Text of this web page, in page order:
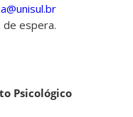
de espera.
Psicológico